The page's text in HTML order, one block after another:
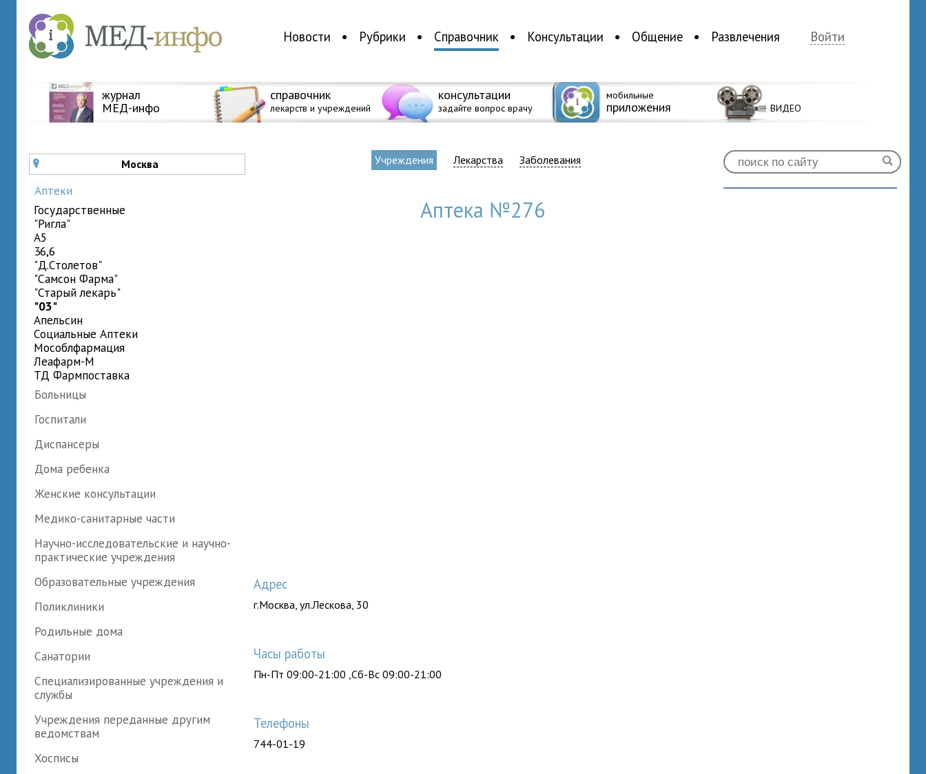
Новости Рубрики Справочник Консультации Общение Развлечения Войти
журнал
МЕД-инфо
справочник
лекарств и учреждений
консультации
задайте вопрос врачу
мобильные
приложения ВИДЕО
u Москва
Аптеки
государственные
"Ригла"
A5
36,6
"Д.Столетов"
"Самсон Фарма"
"Старый лекарь"
"03"
Апельсин
Социальные Аптеки
Мособлфармация
Леафарм-М
ТД Фармпоставка
Больницы
Госпитали
Диспансеры
Дома ребенка
Женские консультации
Медико-санитарные части
Научно-исследовательские и научно-
практические учреждения
Образовательные учреждения
Поликлиники
Родильные дома
Санатории
Специализированные учреждения и
службы
Учреждения переданные другим
ведомствам
Хосписы
Учреждения Лекарства Заболевания
Аптека №276
Адрес
г.Москва, ул.Лескова, 30
Часы работы
Пн-Пт 09:00-21:00 ,Сб-Вс 09:00-21:00
Телефоны
744-01-19